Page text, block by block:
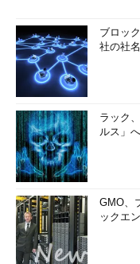
ブロッ
社の社
ラック
ルス」
GMO、
ックエ